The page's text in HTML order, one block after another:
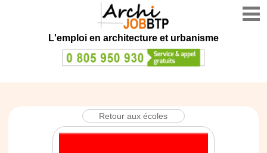
L'emploi en architecture et urbanisme
Retour aux écoles